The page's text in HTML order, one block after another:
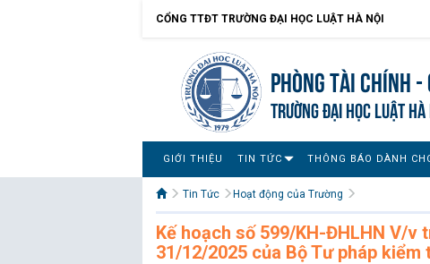
CỔNG TTĐT TRƯỜNG ĐẠI HỌC LUẬT HÀ NỘI
Phòng Tài chính
TRƯỜNG ĐẠI HỌC LUẬT
GIỚI THIỆU TIN TỨC THÔNG BÁO DÀNH
Tin Tức Hoạt động của Trường
Kế hoạch số 599/KH-ĐHLHN V/v
31/12/2025 của Bộ Tư pháp